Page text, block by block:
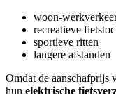
woon-
recreatieve
sportieve ritten
langere afstanden
Omdat de aanschafprijs
hun elektrische